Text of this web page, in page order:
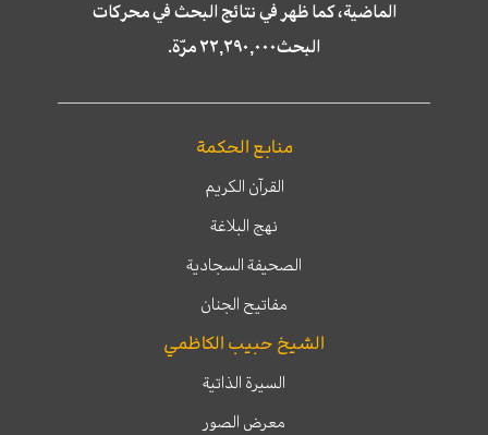
الماضية، كما ظهر في نتائج البحث في محركات
البحث٢٢,٢٩٠,٠٠٠ مرّة.
منابع الحكمة
القرآن الكريم
نهج البلاغة
الصحيفة السجادية
مفاتيح الجنان
الشيخ حبيب الكاظمي
السيرة الذاتية
معرض الصور